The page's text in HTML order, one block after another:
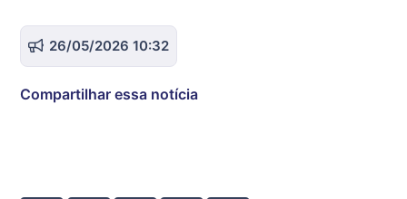
26/05/2026 10:32
Compartilhar essa notícia